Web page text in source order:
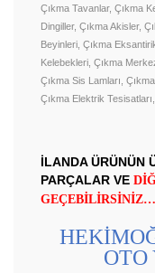
Çıkma Tavanlar, Çıkma
Dingiller, Çıkma Akisler,
Beyinleri, Çıkma
Kelebekleri, Çıkma
Çıkma Sis Lamları,
Çıkma Elektrik
İLANDA ÜRÜNÜN
PARÇALAR VE
GEÇEBİLİRSİNİZ…
OTO